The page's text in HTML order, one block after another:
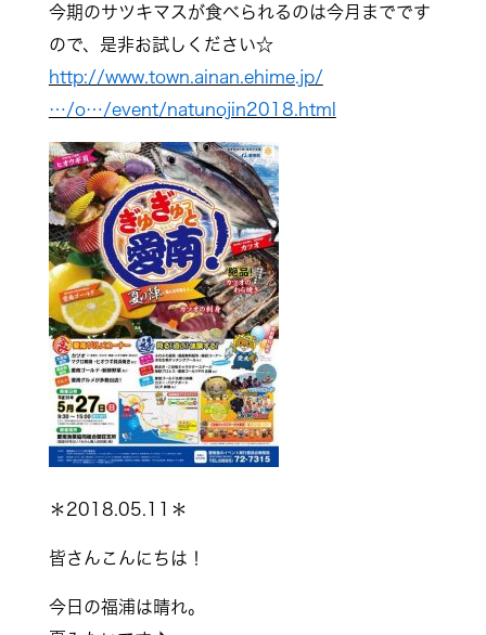
今期のサツキマスが食べられるのは今月までです
ので、是非お試しください☆
http://www.town.ainan.ehime.jp/
…/o…/event/natunojin2018.html
＊2018.05.11＊
皆さんこんにちは！
今日の福浦は晴れ。